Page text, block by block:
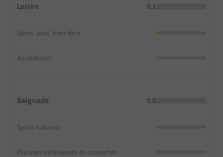
Loisirs 0.1
Sport, jeux, bien-être
Animations
Baignade 0.0
Spots naturels
Piscines extérieures et couvertes